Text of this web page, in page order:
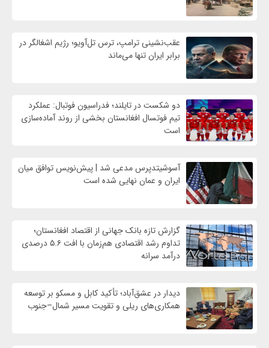
عقب‌نشینی ترامپ، ترس تل‌آویو؛ رژیم اشغالگر در
برابر ایران تنها می‌ماند
دو شکست در تایلند؛ فدراسیون فوتبال: عملکرد
تیم فوتسال افغانستان بخشی از روند آماده‌سازی
است
آسوشیتدپرس مدعی شد | پیش‌نویس توافق میان
ایران و عمان نهایی شده است
گزارش تازه بانک جهانی از اقتصاد افغانستان؛
تداوم رشد اقتصادی هم‌زمان با افت ۵.۶ درصدی
درآمد سرانه
دیدار در عشق‌آباد؛ تأکید کابل و مسکو بر توسعه
همکاری‌های ریلی و تقویت مسیر شمال–جنوب